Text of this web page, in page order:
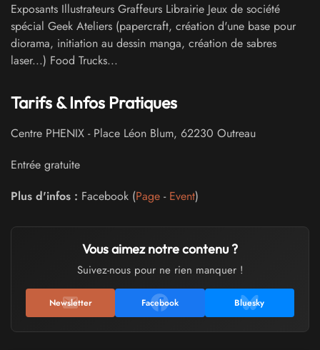
Exposants Illustrateurs Graffeurs Librairie Jeux de société
spécial Geek Ateliers (papercraft, création d'une base pour
diorama, initiation au dessin manga, création de sabres
laser...) Food Trucks...
Tarifs & Infos Pratiques
Centre PHENIX - Place Léon Blum, 62230 Outreau
Entrée gratuite
Plus d'infos : Facebook (Page - Event)
Vous aimez notre contenu ?
Suivez-nous pour ne rien manquer !
Newsletter Facebook Bluesky